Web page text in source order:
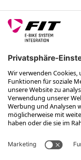
SERVICES